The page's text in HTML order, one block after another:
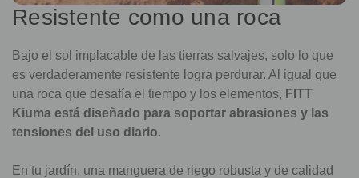
Resistente como una roca
Bajo el sol implacable de las tierras salvajes, solo lo que
es verdaderamente resistente logra perdurar. Al igual que
una roca que desafía el tiempo y los elementos, FITT
Kiuma está diseñado para soportar abrasiones y las
tensiones del uso diario.
En tu jardín, una manguera de riego robusta y de calidad